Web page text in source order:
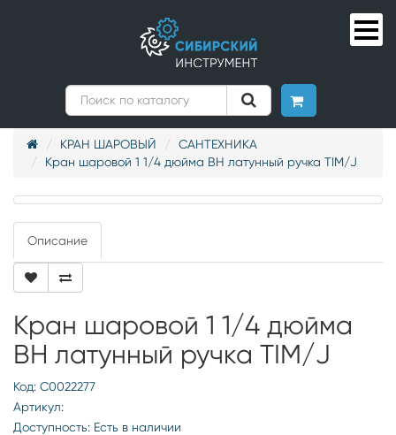
КРАН ШАРОВЫЙ
САНТЕХНИКА
Кран шаровой 1 1/4 дюйма ВН латунный ручка TIM/J
Описание
Кран шаровой 1 1/4 дюйма
ВН латунный ручка TIM/J
Код: С0022277
Артикул:
Доступность: Есть в наличии